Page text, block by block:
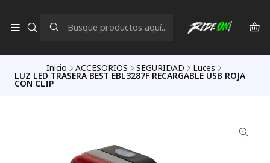
Inicio ACCESORIOS SEGURIDAD Luces
LUZ LED TRASERA BEST EBL3287F RECARGABLE USB ROJA
CON CLIP